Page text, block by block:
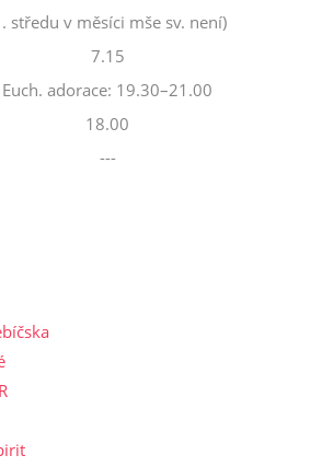
středu v měsíci mše sv. není)
7.15
Euch. adorace: 19.30–21.00
18.00
---